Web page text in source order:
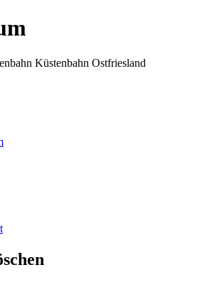
Küstenbahn Ostfriesland